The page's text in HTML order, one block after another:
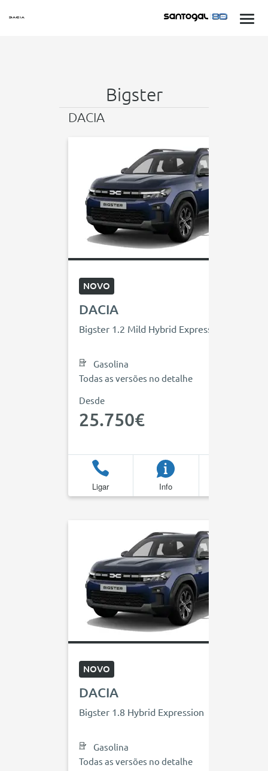
Bigster
DACIA
NOVO
DACIA
Bigster 1.2 Mild Hybrid Expression
Gasolina
Todas as versões no detalhe
Desde
25.750€
Ligar Info
NOVO
DACIA
Bigster 1.8 Hybrid Expression
Gasolina
Todas as versões no detalhe